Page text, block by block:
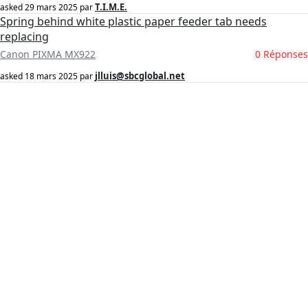
asked29 mars 2025 parT.I.M.E.
Spring behind white plastic paper feeder tab needs
replacing
Canon PIXMA MX922 0 Réponses
asked 18 mars 2025 par jlluis@sbcglobal.net